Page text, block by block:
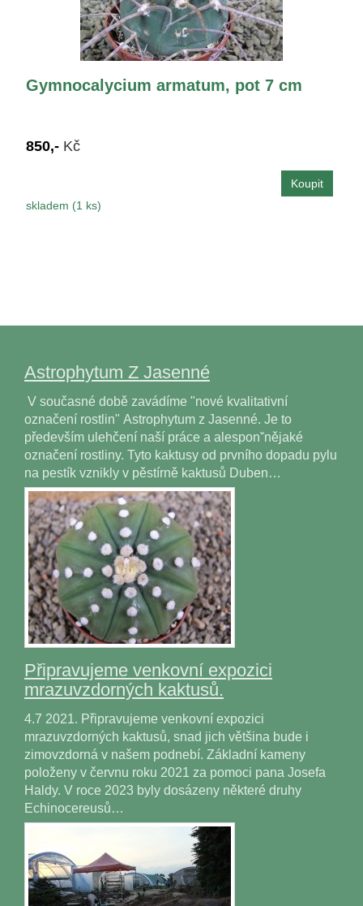
Gymnocalycium armatum, pot 7 cm
850,- Kč
skladem (1 ks)
Astrophytum Z Jasenné
V současné době zavádíme "nové kvalitativní
označení rostlin" Astrophytum z Jasenné. Je to
především ulehčení naší práce a alesponˇnějaké
označení rostliny. Tyto kaktusy od prvního dopadu pylu
na pestík vznikly v pěstírně kaktusů Duben…
Připravujeme venkovní expozici
mrazuvzdorných kaktusů.
4.7 2021. Připravujeme venkovní expozici
mrazuvzdorných kaktusů, snad jich většina bude i
zimovzdorná v našem podnebí. Základní kameny
položeny v červnu roku 2021 za pomoci pana Josefa
Haldy. V roce 2023 byly dosázeny některé druhy
Echinocereusů…